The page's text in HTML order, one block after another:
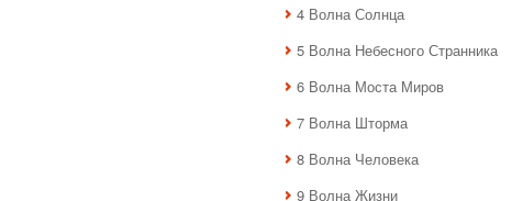
4 Волна Солнца
5 Волна Небесного Странника
6 Волна Моста Миров
7 Волна Шторма
8 Волна Человека
9 Волна Жизни